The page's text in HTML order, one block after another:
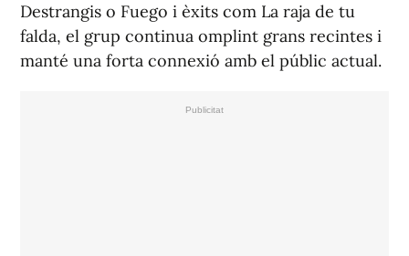
Destrangis o Fuego i èxits com La raja de tu
falda, el grup continua omplint grans recintes i
manté una forta connexió amb el públic actual.